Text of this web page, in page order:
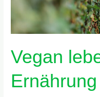
Vegan
Ernährung